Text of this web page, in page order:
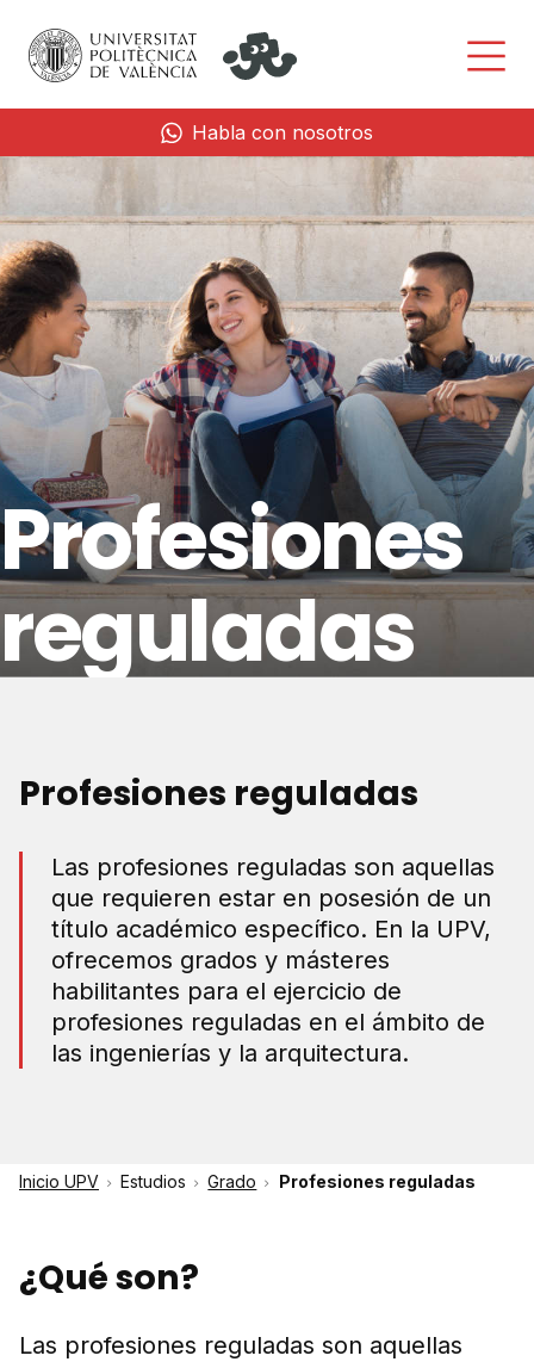
Habla con nosotros
Profesiones
reguladas
Profesiones reguladas
Las profesiones reguladas son aquellas
que requieren estar en posesión de un
título académico específico. En la UPV,
ofrecemos grados y másteres
habilitantes para el ejercicio de
profesiones reguladas en el ámbito de
las ingenierías y la arquitectura.
Inicio UPV Estudios Grado Profesiones reguladas
¿Qué son?
Las profesiones reguladas son aquellas